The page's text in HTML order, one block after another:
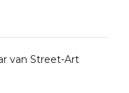
van Street-Art